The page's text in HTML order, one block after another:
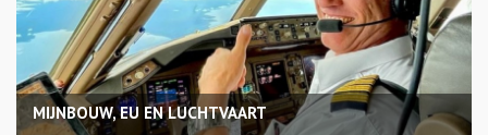
MIJNBOUW, EU EN LUCHTVAART